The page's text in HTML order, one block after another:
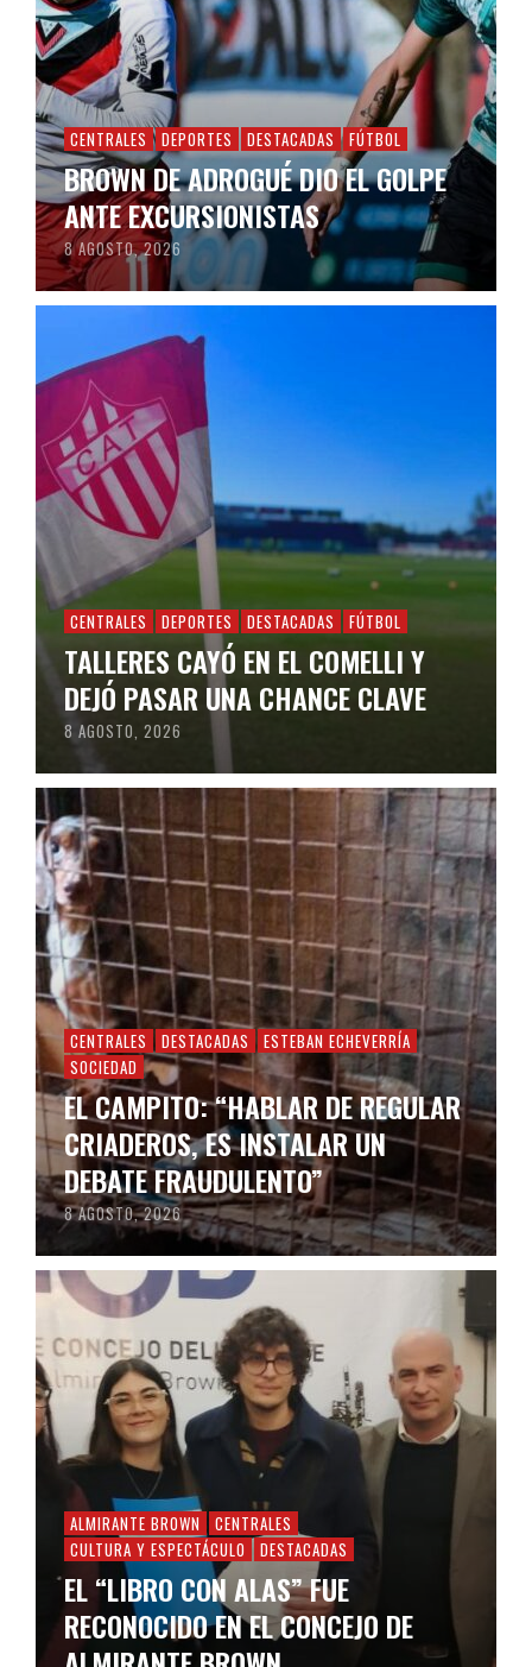
CENTRALES DEPORTES DESTACADAS FÚTBOL
BROWN DE ADROGUÉ DIO EL GOLPE
ANTE EXCURSIONISTAS
8 AGOSTO, 2026
CENTRALES DEPORTES DESTACADAS FÚTBOL
TALLERES CAYÓ EN EL COMELLI Y
DEJÓ PASAR UNA CHANCE CLAVE
8 AGOSTO, 2026
CENTRALES DESTACADAS
ESTEBAN ECHEVERRÍA
SOCIEDAD
EL CAMPITO: “HABLAR DE REGULAR
CRIADEROS, ES INSTALAR UN
DEBATE FRAUDULENTO”
8 AGOSTO, 2026
ALMIRANTE BROWN
CENTRALES
CULTURA Y ESPECTÁCULO
DESTACADAS
EL “LIBRO CON ALAS” FUE
RECONOCIDO EN EL CONCEJO DE